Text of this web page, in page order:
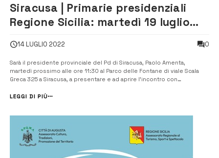
Siracusa | Primarie presidenziali
Regione Sicilia: martedì 19 luglio
14 LUGLIO 2022 0
Sarà il presidente provinciale del Pd di Siracusa, Paolo Amenta,
martedì prossimo alle ore 11:30 al Parco delle Fontane di viale Scala
Greca 325 a Siracusa, a presentare e ad aprire l’incontro con
Democratico alle Primarie per le Presidenziali della Regione Sicilia del
LEGGI DI PIÙ